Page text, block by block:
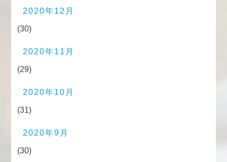
2020年12月
(30)
2020年11月
(29)
2020年10月
(31)
2020年9月
(30)